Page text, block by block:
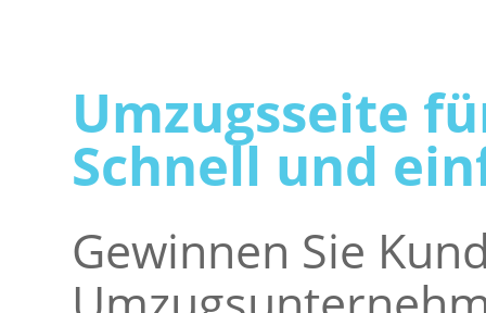
Umzugsseite
Schnell und
Gewinnen Sie